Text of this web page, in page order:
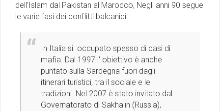
dell'Islam dal Pakistan al Marocco, Negli anni 90 segue
le varie fasi dei conflitti balcanici.
In Italia si occupato spesso di casi di
mafia. Dal 1997 l' obiettivo è anche
puntato sulla Sardegna fuori dagli
itinerari turistici, tra il sociale e le
tradizioni. Nel 2007 è stato invitato dal
Governatorato di Sakhalin (Russia),